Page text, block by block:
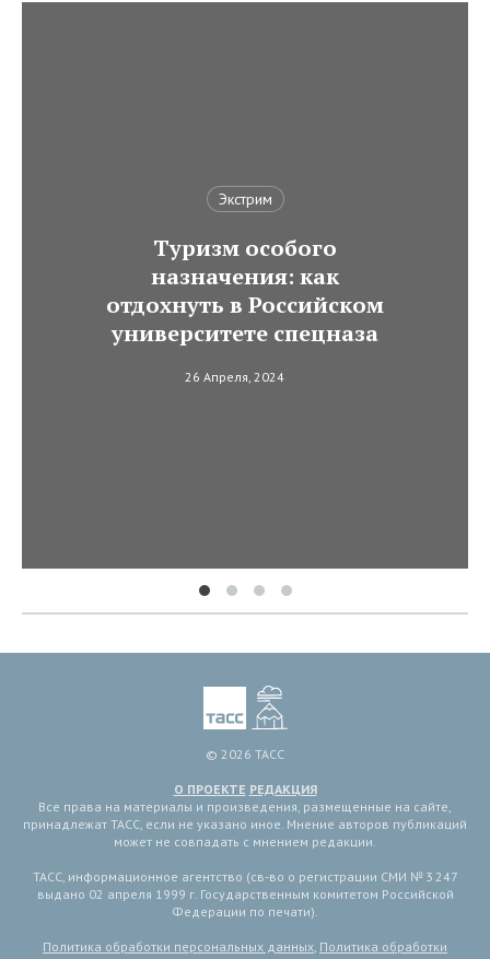
Экстрим
Туризм особого
назначения: как
отдохнуть в Российском
университете спецназа
26 Апреля, 2024
© 2026 ТАСС
О ПРОЕКТЕ РЕДАКЦИЯ
Все права на материалы и произведения, размещенные на сайте,
принадлежат ТАСС, если не указано иное. Мнение авторов публикаций
может не совпадать с мнением редакции.
ТАСС, информационное агентство (св-во о регистрации СМИ № 3 247
выдано 02 апреля 1999 г. Государственным комитетом Российской
Федерации по печати).
Политика обработки персональных данных, Политика обработки